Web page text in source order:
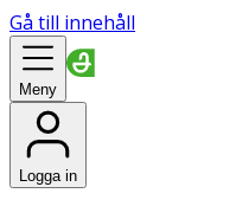
Gå till innehåll
Meny
Logga in